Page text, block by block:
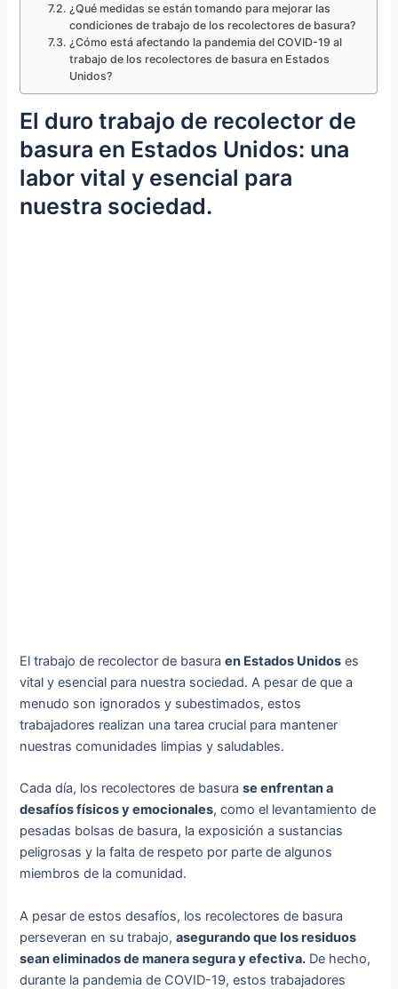
¿Qué medidas se están tomando para mejorar las
condiciones de trabajo de los recolectores de basura?
¿Cómo está afectando la pandemia del COVID-19 al
trabajo de los recolectores de basura en Estados
Unidos?
El duro trabajo de recolector de
basura en Estados Unidos: una
labor vital y esencial para
nuestra sociedad.
El trabajo de recolector de basuraen Estados Unidos es
vital y esencial para nuestra sociedad. A pesar de que a
menudo son ignorados y subestimados, estos
trabajadores realizan una tarea crucial para mantener
nuestras comunidades limpias y saludables.
Cada día, los recolectores de basurase enfrentan a
desafíos físicos y emocionales, como el levantamiento de
pesadas bolsas de basura, la exposición a sustancias
peligrosas y la falta de respeto por parte de algunos
miembros de la comunidad.
A pesar de estos desafíos, los recolectores de basura
perseveran en su trabajo,asegurando que los residuos
sean eliminados de manera segura y efectiva. De hecho,
durante la pandemia de COVID-19, estos trabajadores